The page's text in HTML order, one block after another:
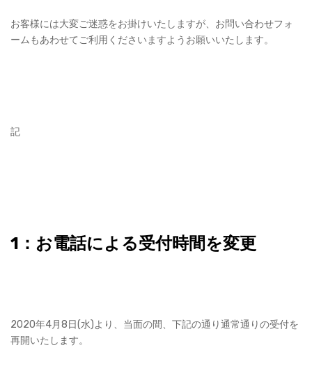
お客様には大変ご迷惑をお掛けいたしますが、お問い合わせフォ
ームもあわせてご利用くださいますようお願いいたします。
記
1：お電話による受付時間を変更
2020年4月8日(水)より、当面の間、下記の通り通常通りの受付を
再開いたします。